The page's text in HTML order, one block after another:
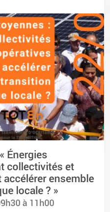
Énergies
collectivités et
ensemble
locale ? »
à 11h00